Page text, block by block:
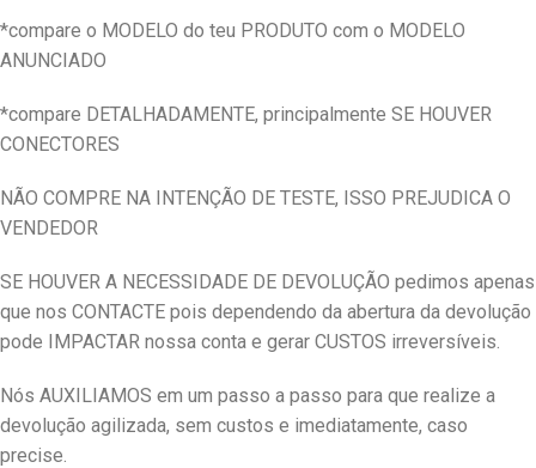
*compare o MODELO do teu PRODUTO com o MODELO
ANUNCIADO
*compare DETALHADAMENTE, principalmente SE HOUVER
CONECTORES
NÃO COMPRE NA INTENÇÃO DE TESTE, ISSO PREJUDICA O
VENDEDOR
SE HOUVER A NECESSIDADE DE DEVOLUÇÃO pedimos apenas
que nos CONTACTE pois dependendo da abertura da devolução
pode IMPACTAR nossa conta e gerar CUSTOS irreversíveis.
Nós AUXILIAMOS em um passo a passo para que realize a
devolução agilizada, sem custos e imediatamente, caso
precise.